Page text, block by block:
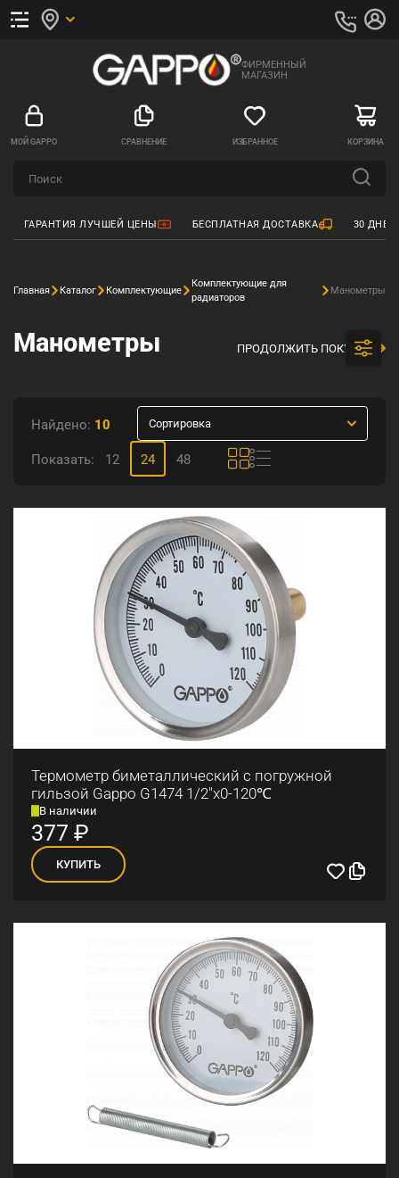
ФИРМЕННЫЙ
МАГАЗИН
МОЙ GAPPO СРАВНЕНИЕ ИЗБРАННОЕ КОРЗИНА
ГАРАНТИЯ ЛУЧШЕЙ ЦЕНЫ БЕСПЛАТНАЯ ДОСТАВКА 30
Главная Каталог Комплектующие
Комплектующие для
радиаторов
Манометры
Манометры ПРОДОЛЖИТЬ ПОКУПКИ
Найдено: 10 Сортировка
Показать: 12 24 48
Термометр биметаллический с погружной
гильзой Gappo G1474 1/2"x0-120℃
В наличии
377 ₽
КУПИТЬ